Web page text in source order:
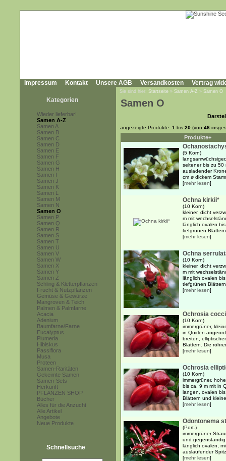
Impressum Kontakt Unsere AGB Versandkosten Vertrag
Kategorien
Wieder lieferbar!
Samen A-Z
Samen A
Samen B
Samen C
Samen D
Samen E
Samen F
Samen G
Samen H
Samen I
Samen J
Samen K
Samen L
Samen M
Samen N
Samen O
Samen P
Samen Q
Samen R
Samen S
Samen T
Samen U
Samen V
Samen W
Samen X
Samen Y
Samen Z
Schling & Kletterpflanzen
Frucht & Nutzpflanzen
Gemüse & Gewürze
Mangroven & Teich
Palmen & Palmfarne
Acacia
Adenium
Baumfarne/Farne
Eucalyptus
Plumeria
Hibiskus
Passiflora
Musa
Proteen
Samen-Raritäten
Gekeimte Samen
Samen-Sets
Herkunft
PFLANZEN SHOP
Bücher
Alles für die Anzucht
Alle Artikel
Angebote
Neue Produkte
Schnellsuche
Sie sind hier: Startseite » Samen A-Z » Samen O
Samen O
angezeigte Produkte: 1 bis 20 (von 46
Produkte+
(5 Korn)
seltener bis zu 50
ausladender
cm ø dickem
[mehr lesen]
Ochna kirkii*
(10 Korn)
kleiner, dicht
m mit
länglich ovalen
tiefgrünen
[mehr lesen]
Ochna
(10 Korn)
kleiner, dicht
m mit
länglich ovalen
tiefgrünen
[mehr lesen]
Ochrosia
(10 Korn)
immergrüner,
in Quirlen
breiten,
Blättern. Die
[mehr lesen]
Ochrosia
(10 Korn)
immergrüner,
bis ca. 9 m mit in
langen, ovalen
Blättern und
[mehr lesen]
Odontonema
(Port.)
immergrüner
und
länglich ovalen,
auslaufender
[mehr lesen]